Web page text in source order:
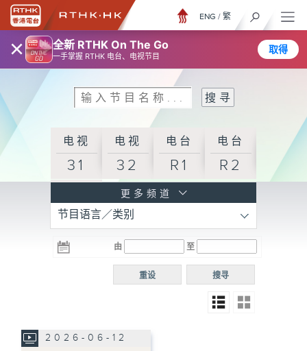
× 全新 RTHK On The Go
一手掌握 RTHK 电台、电视节目
取得
ENG / 繁
电视
31
电视
32
电台
R1
电台
R2
R3
电台 电台
R5
电台
普通
更多频道
节目语言／类别
由 至
搜寻
重设
2026-06-12